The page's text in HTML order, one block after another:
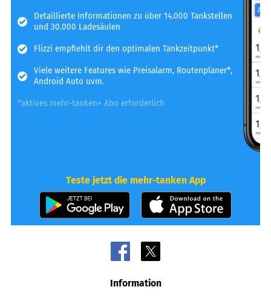
Detaillierte Informationen zu über 14.000 Tankstellen
und 30.000 Ladesäulen
Flizzi empfiehlt dir den optimalen Tankzeitpunkt*
Viele weitere Features wie Preisalarm, Routenplaner*,
Android Auto uvm.
*aktives mehr-tanken+ Abo erforderlich
Teste jetzt die mehr-tanken App
Information